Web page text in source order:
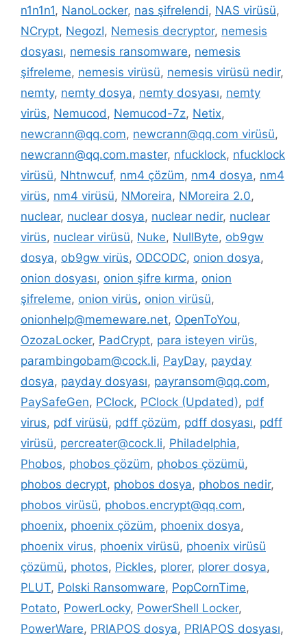
n1n1n1, NanoLocker, nas şifrelendi, NAS virüsü,
NCrypt, NegozI, Nemesis decryptor, nemesis
dosyası, nemesis ransomware, nemesis
şifreleme, nemesis virüsü, nemesis virüsü nedir,
nemty, nemty dosya, nemty dosyası, nemty
virüs, Nemucod, Nemucod-7z, Netix,
newcrann@qq.com, newcrann@qq.com virüsü,
newcrann@qq.com.master, nfucklock, nfucklock
virüsü, Nhtnwcuf, nm4 çözüm, nm4 dosya, nm4
virüs, nm4 virüsü, NMoreira, NMoreira 2.0,
nuclear, nuclear dosya, nuclear nedir, nuclear
virüs, nuclear virüsü, Nuke, NullByte, ob9gw
dosya, ob9gw virüs, ODCODC, onion dosya,
onion dosyası, onion şifre kırma, onion
şifreleme, onion virüs, onion virüsü,
onionhelp@memeware.net, OpenToYou,
OzozaLocker, PadCrypt, para isteyen virüs,
parambingobam@cock.li, PayDay, payday
dosya, payday dosyası, payransom@qq.com,
PaySafeGen, PClock, PClock (Updated), pdf
virus, pdf virüsü, pdff çözüm, pdff dosyası, pdff
virüsü, percreater@cock.li, Philadelphia,
Phobos, phobos çözüm, phobos çözümü,
phobos decrypt, phobos dosya, phobos nedir,
phobos virüsü, phobos.encrypt@qq.com,
phoenix, phoenix çözüm, phoenix dosya,
phoenix virus, phoenix virüsü, phoenix virüsü
çözümü, photos, Pickles, plorer, plorer dosya,
PLUT, Polski Ransomware, PopCornTime,
Potato, PowerLocky, PowerShell Locker,
PowerWare, PRIAPOS dosya, PRIAPOS dosyası,